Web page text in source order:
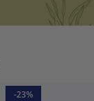
-23%